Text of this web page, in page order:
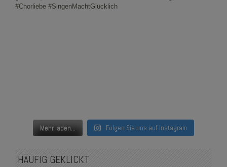
Mehr laden... Folgen Sie uns auf Instagram
HÄUFIG GEKLICKT